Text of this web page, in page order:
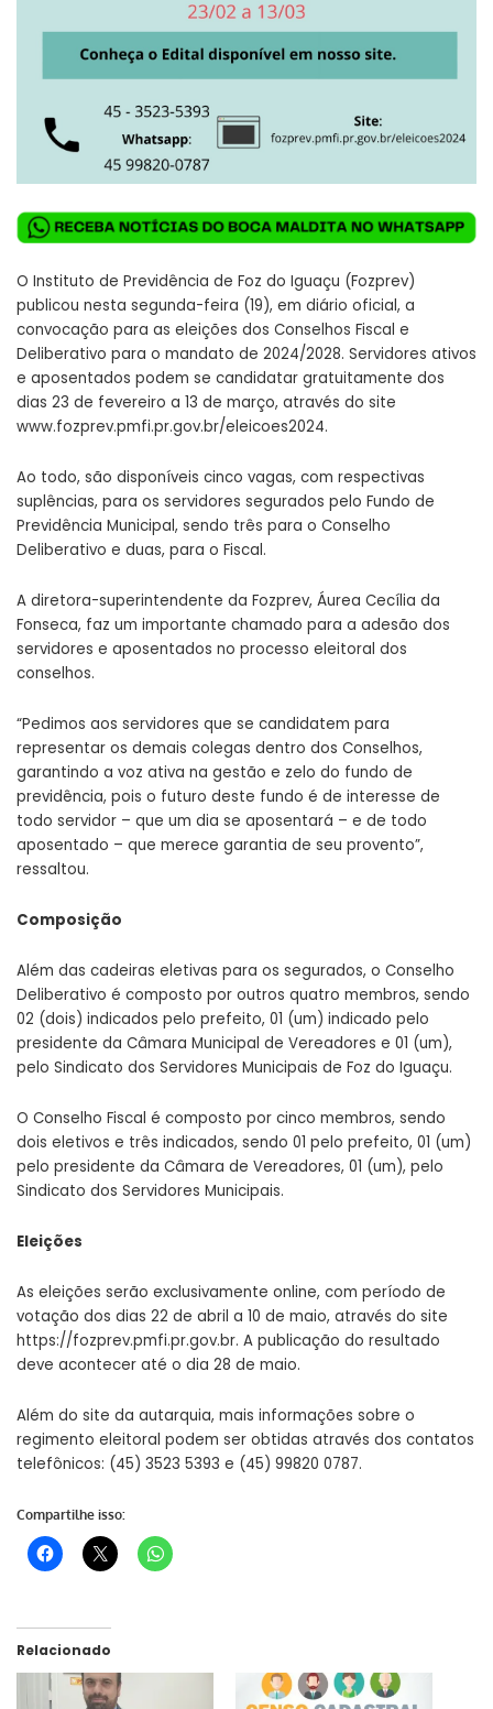
O Instituto de Previdência de Foz do Iguaçu (Fozprev)
publicou nesta segunda-feira (19), em diário oficial, a
convocação para as eleições dos Conselhos Fiscal e
Deliberativo para o mandato de 2024/2028. Servidores ativos
e aposentados podem se candidatar gratuitamente dos
dias 23 de fevereiro a 13 de março, através do site
www.fozprev.pmfi.pr.gov.br/eleicoes2024.
Ao todo, são disponíveis cinco vagas, com respectivas
suplências, para os servidores segurados pelo Fundo de
Previdência Municipal, sendo três para o Conselho
Deliberativo e duas, para o Fiscal.
A diretora-superintendente da Fozprev, Áurea Cecília da
Fonseca, faz um importante chamado para a adesão dos
servidores e aposentados no processo eleitoral dos
conselhos.
“Pedimos aos servidores que se candidatem para
representar os demais colegas dentro dos Conselhos,
garantindo a voz ativa na gestão e zelo do fundo de
previdência, pois o futuro deste fundo é de interesse de
todo servidor – que um dia se aposentará – e de todo
aposentado – que merece garantia de seu provento”,
ressaltou.
Composição
Além das cadeiras eletivas para os segurados, o Conselho
Deliberativo é composto por outros quatro membros, sendo
02 (dois) indicados pelo prefeito, 01 (um) indicado pelo
presidente da Câmara Municipal de Vereadores e 01 (um),
pelo Sindicato dos Servidores Municipais de Foz do Iguaçu.
O Conselho Fiscal é composto por cinco membros, sendo
dois eletivos e três indicados, sendo 01 pelo prefeito, 01 (um)
pelo presidente da Câmara de Vereadores, 01 (um), pelo
Sindicato dos Servidores Municipais.
Eleições
As eleições serão exclusivamente online, com período de
votação dos dias 22 de abril a 10 de maio, através do site
https://fozprev.pmfi.pr.gov.br. A publicação do resultado
deve acontecer até o dia 28 de maio.
Além do site da autarquia, mais informações sobre o
regimento eleitoral podem ser obtidas através dos contatos
telefônicos: (45) 3523 5393 e (45) 99820 0787.
Compartilhe isso:
Relacionado